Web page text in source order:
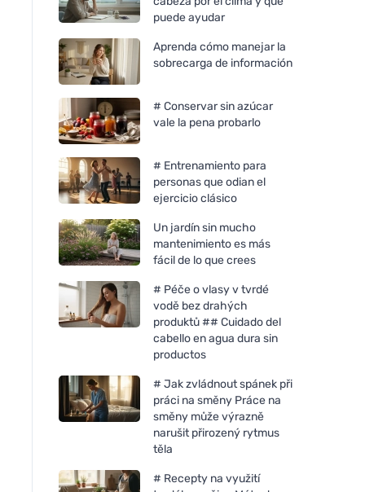
puede ayudar
Aprenda cómo manejar la
sobrecarga de información
# Conservar sin azúcar
vale la pena probarlo
# Entrenamiento para
personas que odian el
ejercicio clásico
Un jardín sin mucho
mantenimiento es más
fácil de lo que crees
# Péče o vlasy v tvrdé
vodě bez drahých
produktů ## Cuidado del
cabello en agua dura sin
productos
# Jak zvládnout spánek při
práci na směny Práce na
směny může výrazně
narušit přirozený rytmus
těla
# Recepty na využití